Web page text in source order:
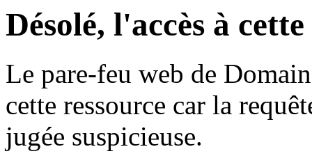
Désolé, l'accès à
Le pare-feu web de
cette ressource car la
jugée suspicieuse.